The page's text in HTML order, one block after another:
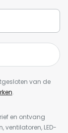
van de
.
en ontvang
LED-